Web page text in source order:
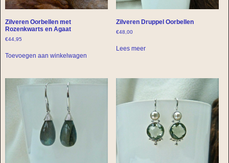
Zilveren Oorbellen met
Rozenkwarts en Agaat
€44,95
Toevoegen aan winkelwagen
Zilveren Druppel Oorbellen
€48,00
Lees meer